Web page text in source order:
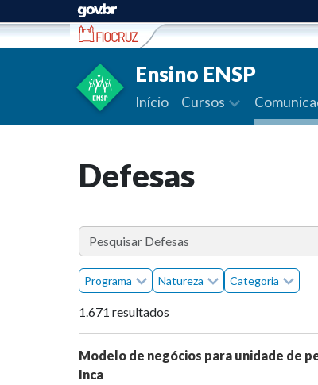
Ir para conteúdo
Ensino ENSP
Início Cursos
Defesas
Programa Natureza Categoria
1.671 resultados
Modelo de negócios para unidade de
Inca